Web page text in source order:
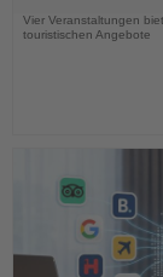
Vier Veranstaltungen
touristischen Angebote